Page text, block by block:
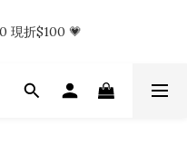
現折$100 💗
標記回傳 找小編領取購物